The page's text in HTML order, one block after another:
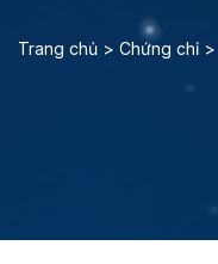
Trang chủ > Chứng chỉ >